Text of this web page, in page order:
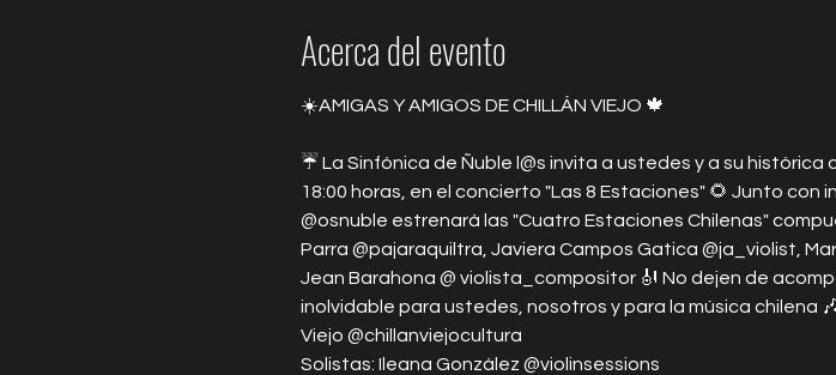
Acerca del evento
☀️AMIGAS Y AMIGOS DE CHILLÁN VIEJO 🍁
☔ La Sinfónica de Ñuble l@s invita a ustedes y a su
18:00 horas, en el concierto "Las 8 Estaciones" 🌻 Junto
@osnuble estrenará las "Cuatro Estaciones Chilenas"
Parra @pajaraquiltra, Javiera Campos Gatica @ja_violist,
Jean Barahona @ violista_compositor 🎻 No dejen de
inolvidable para ustedes, nosotros y para la música chilena
Viejo @chillanviejocultura
Solistas: Ileana González @violinsessions